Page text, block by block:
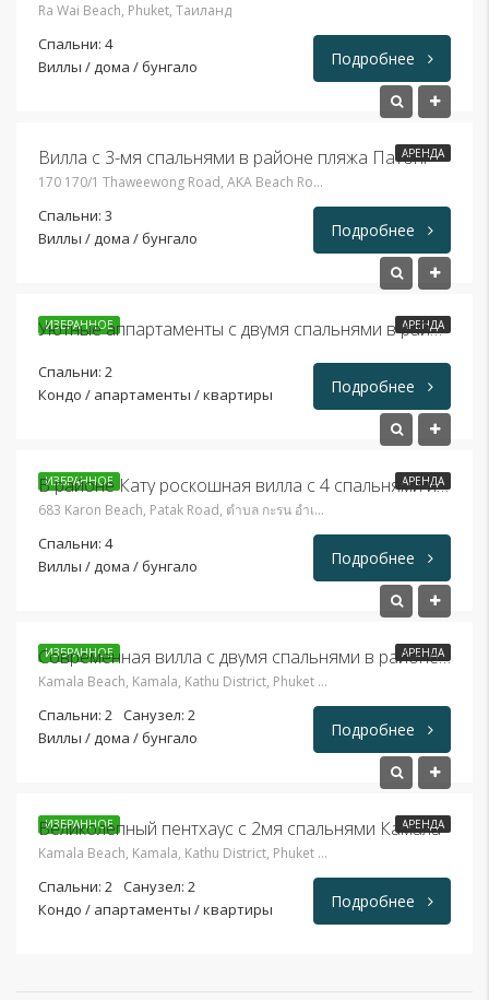
Ra Wai Beach, Phuket, Таиланд
Спальни: 4
Виллы / дома / бунгало
Подробнее
АРЕНДА
Вилла с 3-мя спальнями в районе пляжа Патонг
170 170/1 Thaweewong Road, AKA Beach Road, Patong Beach, Phuket, ภูเก็ต 83150, Таиланд
Спальни: 3
Виллы / дома / бунгало
Подробнее
ИЗБРАННОЕ АРЕНДА
Уютные аппартаменты с двумя спальнями в районе пляжа Наи Харн
Спальни: 2
Кондо / апартаменты / квартиры
Подробнее
ИЗБРАННОЕ АРЕНДАВ районе Кату роскошная вилла с 4 спальнями и бассейном
683 Karon Beach, Patak Road, ตำบล กะรน อำเภอเมืองภูเก็ต ภูเก็ต 83100, Таиланд
Спальни: 4
Виллы / дома / бунгало
Подробнее
ИЗБРАННОЕ АРЕНДАСовременная вилла с двумя спальнями в районе Камала
Kamala Beach, Kamala, Kathu District, Phuket 83120, Таиланд
Спальни: 2 Санузел: 2
Виллы / дома / бунгало
Подробнее
ИЗБРАННОЕ АРЕНДА
Великолепный пентхаус с 2мя спальнями Камала
Kamala Beach, Kamala, Kathu District, Phuket 83120, Таиланд
Спальни: 2 Санузел: 2
Кондо / апартаменты / квартиры
Подробнее